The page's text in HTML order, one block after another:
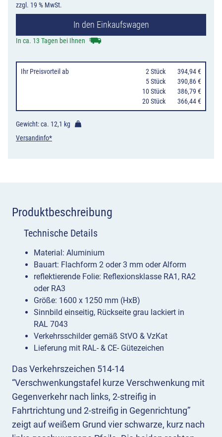
zzgl. 19 % MwSt.
Gegenverkehr
nach
links,
2-
In den Einkaufswagen
In ca. 13 Tagen bei Ihnen
Ihr Preisvorteil ab 2 Stück
394,94 €
5 Stück
390,86 €
10 Stück
386,79 €
20 Stück
366,44 €
Gewicht: ca. 12,1 kg
Versandinfo*
Produktbeschreibung
Das Verkehrszeichen 514-14
“Verschwenkungstafel kurze Verschwenkung mit
Gegenverkehr nach links, 2-streifig in
Fahrtrichtung und 2-streifig in Gegenrichtung”
zeigt auf weißem Grund vier schwarze, kurz nach
Technische Details
Material: Aluminium
Bauart: Flachform 2 oder 3 mm oder Alform
reflektierende Folie: Reflexionsklasse RA1, RA2
oder RA3
Größe: 1600 x 1250 mm (HxB)
Sinnbild einseitig, Rückseite grau lackiert in
RAL 7043
Verkehrsschilder gemäß StVO & VzKat
Lieferung mit RAL- & CE- Gütezeichen